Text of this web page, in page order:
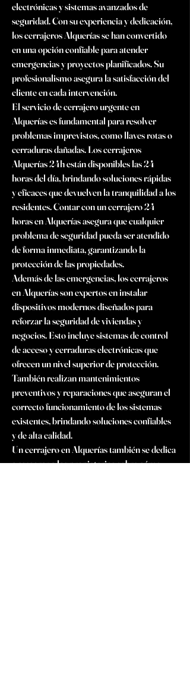
electrónicas y sistemas avanzados de
seguridad. Con su experiencia y dedicación,
los cerrajeros Alquerías se han convertido
en una opción confiable para atender
emergencias y proyectos planificados. Su
profesionalismo asegura la satisfacción del
cliente en cada intervención.
El servicio de cerrajero urgente en
Alquerías es fundamental para resolver
problemas imprevistos, como llaves rotas o
cerraduras dañadas. Los cerrajeros
Alquerías 24h están disponibles las 24
horas del día, brindando soluciones rápidas
y eficaces que devuelven la tranquilidad a los
residentes. Contar con un cerrajero 24
horas en Alquerías asegura que cualquier
problema de seguridad pueda ser atendido
de forma inmediata, garantizando la
protección de las propiedades.
Además de las emergencias, los cerrajeros
en Alquerías son expertos en instalar
dispositivos modernos diseñados para
reforzar la seguridad de viviendas y
negocios. Esto incluye sistemas de control
de acceso y cerraduras electrónicas que
ofrecen un nivel superior de protección.
También realizan mantenimientos
preventivos y reparaciones que aseguran el
correcto funcionamiento de los sistemas
existentes, brindando soluciones confiables
y de alta calidad.
Un cerrajero en Alquerías también se dedica
a asesorar a los propietarios sobre cómo